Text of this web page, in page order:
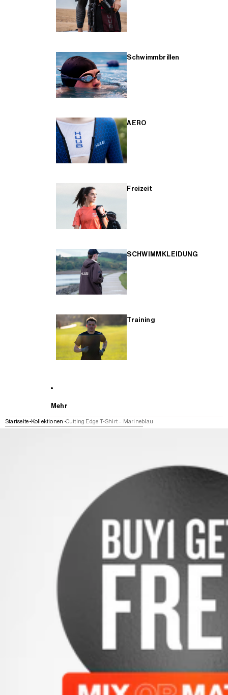
Schwimmbrillen
AERO
Freizeit
SCHWIMMKLEIDUNG
Training
Mehr
Startseite Kollektionen Cutting Edge T-Shirt – Marineblau
WEITER ZU DEN PRODUKTINFORMATIONEN